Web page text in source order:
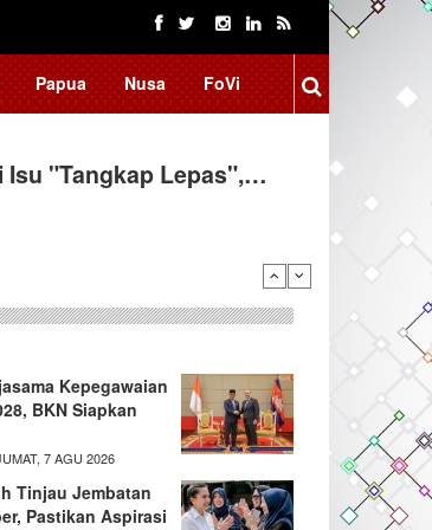
Papua Nusa FoVi
Isu "Tangkap Lepas",…
Kepegawaian
BKN Siapkan
7 AGU 2026
Tinjau Jembatan
Pastikan Aspirasi